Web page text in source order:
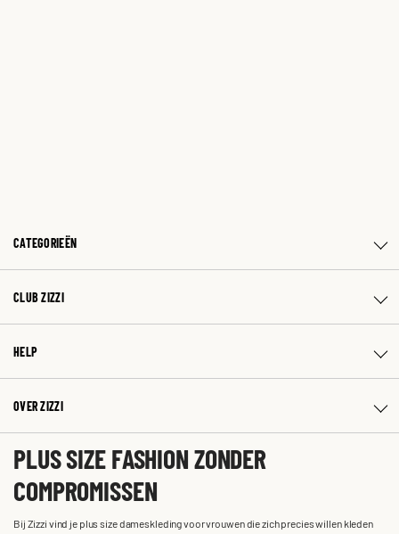
CATEGORIEËN
CLUB ZIZZI
HELP
OVER ZIZZI
PLUS SIZE FASHION ZONDER
COMPROMISSEN
Bij Zizzi vind je plus size dameskleding voor vrouwen die zich precies willen kleden